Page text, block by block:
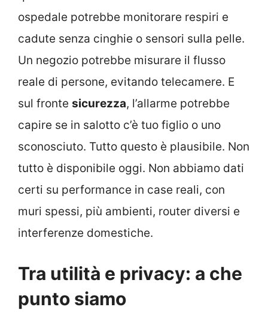
ospedale potrebbe monitorare respiri e
cadute senza cinghie o sensori sulla pelle.
Un negozio potrebbe misurare il flusso
reale di persone, evitando telecamere. E
sul fronte sicurezza, l’allarme potrebbe
capire se in salotto c’è tuo figlio o uno
sconosciuto. Tutto questo è plausibile. Non
tutto è disponibile oggi. Non abbiamo dati
certi su performance in case reali, con
muri spessi, più ambienti, router diversi e
interferenze domestiche.
Tra utilità e privacy: a che
punto siamo